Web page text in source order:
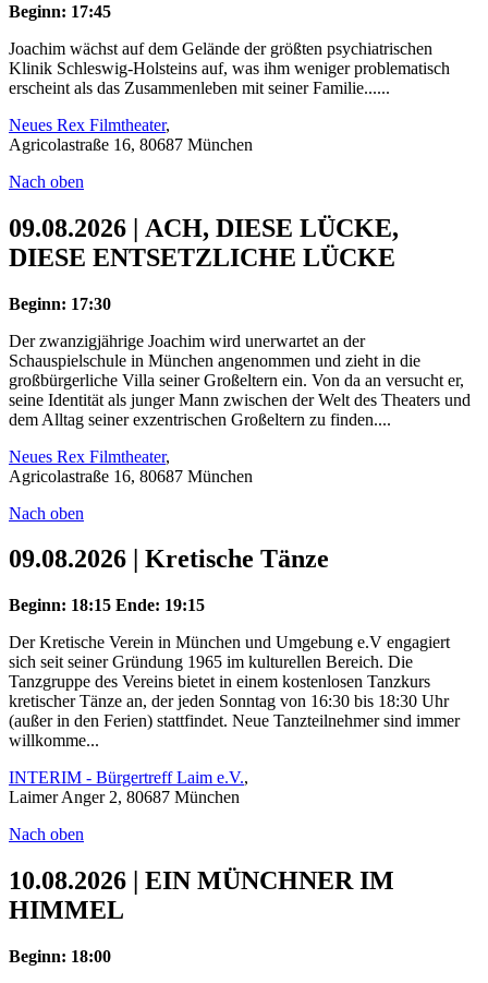
Beginn: 17:45
Joachim wächst auf dem Gelände der größten psychiatrischen
Klinik Schleswig-Holsteins auf, was ihm weniger problematisch
erscheint als das Zusammenleben mit seiner Familie......
Neues Rex Filmtheater,
Agricolastraße 16, 80687 München
Nach oben
09.08.2026 | ACH, DIESE LÜCKE,
DIESE ENTSETZLICHE LÜCKE
Beginn: 17:30
Der zwanzigjährige Joachim wird unerwartet an der
Schauspielschule in München angenommen und zieht in die
großbürgerliche Villa seiner Großeltern ein. Von da an versucht er,
seine Identität als junger Mann zwischen der Welt des Theaters und
dem Alltag seiner exzentrischen Großeltern zu finden....
Neues Rex Filmtheater,
Agricolastraße 16, 80687 München
Nach oben
09.08.2026 | Kretische Tänze
Beginn: 18:15 Ende: 19:15
Der Kretische Verein in München und Umgebung e.V engagiert
sich seit seiner Gründung 1965 im kulturellen Bereich. Die
Tanzgruppe des Vereins bietet in einem kostenlosen Tanzkurs
kretischer Tänze an, der jeden Sonntag von 16:30 bis 18:30 Uhr
(außer in den Ferien) stattfindet. Neue Tanzteilnehmer sind immer
willkomme...
INTERIM - Bürgertreff Laim e.V.,
Laimer Anger 2, 80687 München
Nach oben
10.08.2026 | EIN MÜNCHNER IM
HIMMEL
Beginn: 18:00